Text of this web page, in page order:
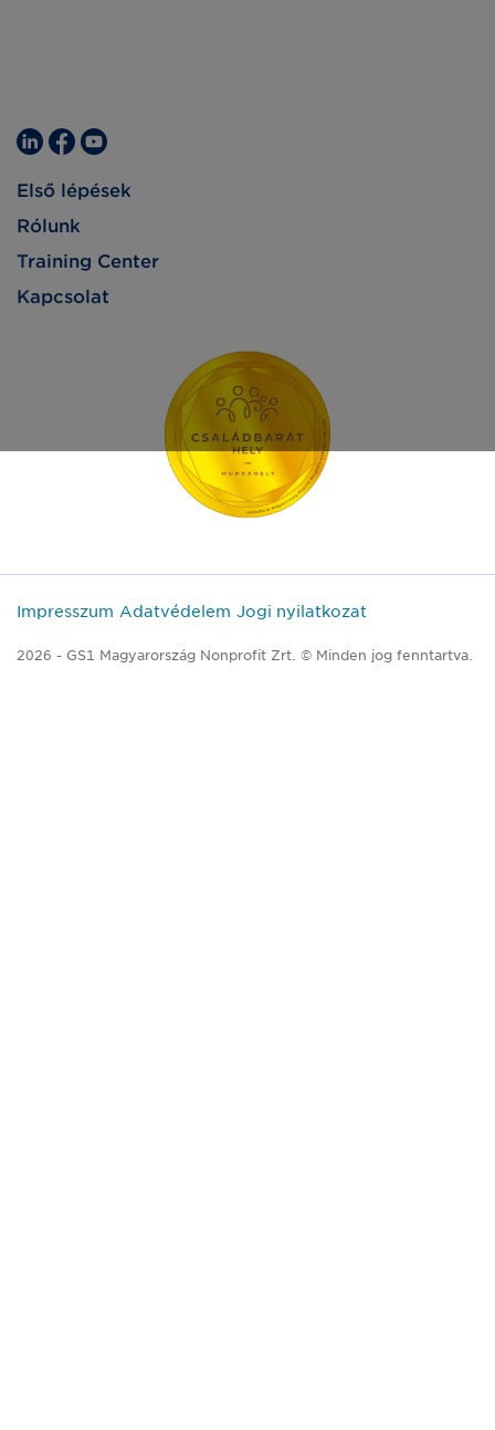
Első lépések
Rólunk
Training Center
Kapcsolat
Impresszum Adatvédelem Jogi nyilatkozat
2026 - GS1 Magyarország Nonprofit Zrt. © Minden jog fenntartva.